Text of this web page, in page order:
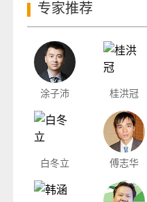
专家推荐
涂子沛 桂洪冠
白冬立 傅志华